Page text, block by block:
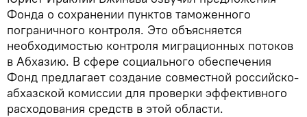
Фонда о сохранении пунктов таможенного
пограничного контроля. Это объясняется
необходимостью контроля миграционных потоков
в Абхазию. В сфере социального обеспечения
Фонд предлагает создание совместной российско-
абхазской комиссии для проверки эффективного
расходования средств в этой области.